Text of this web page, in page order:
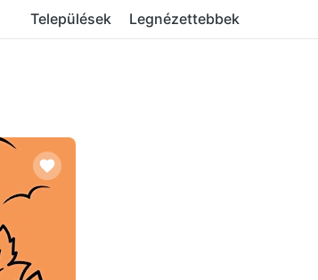
Települések Legnézettebbek